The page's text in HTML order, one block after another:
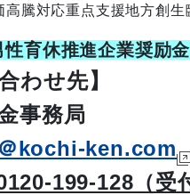
高騰対応重点支援地方創
性育休推進企業奨励
わせ先】
事務局
kochi-ken.com
199-128（受